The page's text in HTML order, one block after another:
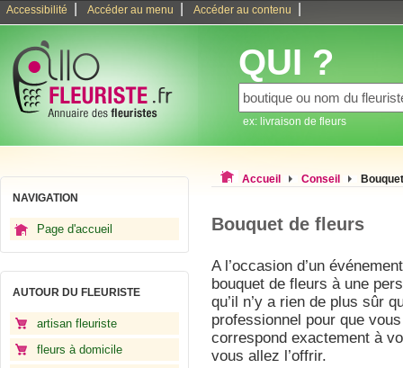
Accessibilité Accéder au menu Accéder au contenu
QUI ?
ex: livraison de fleurs
NAVIGATION
Page d'accueil
AUTOUR DU FLEURISTE
artisan fleuriste
fleurs à domicile
Accueil Conseil
Bouquet de fleurs
A l’occasion d’un
bouquet de fleurs à une
qu’il n’y a rien de plus sûr
professionnel pour que
correspond exactement à
vous allez l’offrir.